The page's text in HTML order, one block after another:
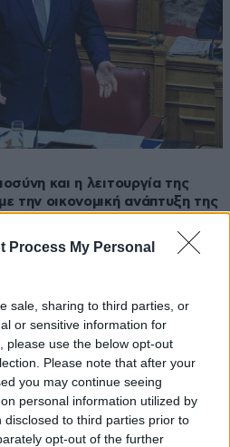
Process My Personal
sale, sharing to third parties, or
or sensitive information for
please use the below opt-out
Please note that after your
you may continue seeing
personal information utilized by
to third parties prior to
opt-out of the further
και η λειτουργία της
την οικονομική ανάπτυξη της